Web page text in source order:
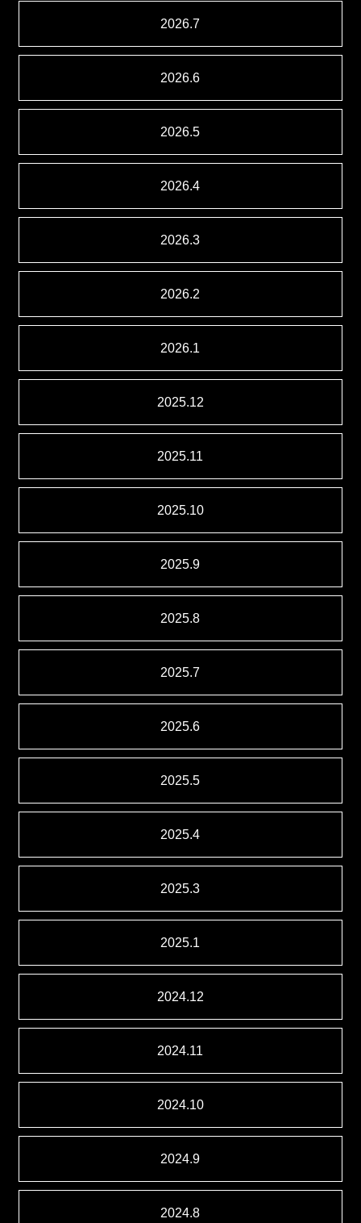
2026.7
2026.6
2026.5
2026.4
2026.3
2026.2
2026.1
2025.12
2025.11
2025.10
2025.9
2025.8
2025.7
2025.6
2025.5
2025.4
2025.3
2025.1
2024.12
2024.11
2024.10
2024.9
2024.8